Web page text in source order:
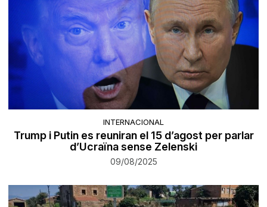
INTERNACIONAL
Trump i Putin es reuniran el 15 d’agost per parlar
d’Ucraïna sense Zelenski
09/08/2025